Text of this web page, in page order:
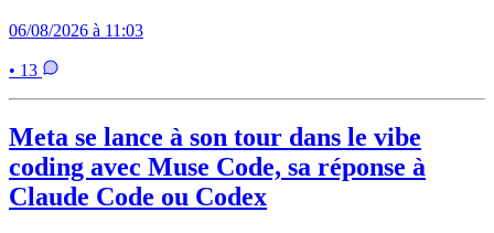
06/08/2026 à 11:03
• 13
Meta se lance à son tour dans le vibe
coding avec Muse Code, sa réponse à
Claude Code ou Codex